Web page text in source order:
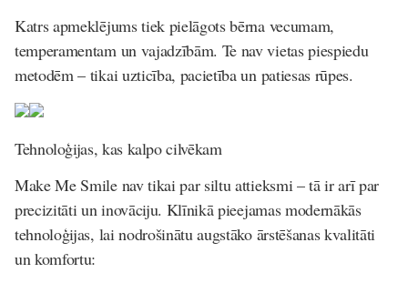
Katrs apmeklējums tiek pielāgots bērna vecumam,
temperamentam un vajadzībām. Te nav vietas piespiedu
metodēm – tikai uzticība, pacietība un patiesas rūpes.
Tehnoloģijas, kas kalpo cilvēkam
Make Me Smile nav tikai par siltu attieksmi – tā ir arī par
precizitāti un inovāciju. Klīnikā pieejamas modernākās
tehnoloģijas, lai nodrošinātu augstāko ārstēšanas kvalitāti
un komfortu: